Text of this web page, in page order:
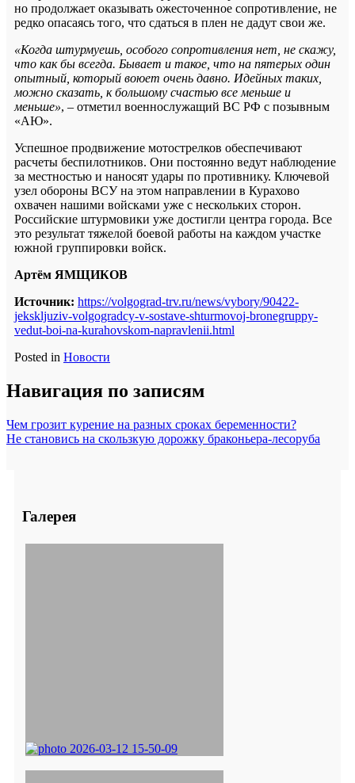
но продолжает оказывать ожесточенное сопротивление, не
редко опасаясь того, что сдаться в плен не дадут свои же.
«Когда штурмуешь, особого сопротивления нет, не скажу,
что как бы всегда. Бывает и такое, что на пятерых один
опытный, который воюет очень давно. Идейных таких,
можно сказать, к большому счастью все меньше и
меньше», – отметил военнослужащий ВС РФ с позывным
«АЮ».
Успешное продвижение мотострелков обеспечивают
расчеты беспилотников. Они постоянно ведут наблюдение
за местностью и наносят удары по противнику. Ключевой
узел обороны ВСУ на этом направлении в Курахово
охвачен нашими войсками уже с нескольких сторон.
Российские штурмовики уже достигли центра города. Все
это результат тяжелой боевой работы на каждом участке
южной группировки войск.
Артём ЯМЩИКОВ
Источник: https://volgograd-trv.ru/news/vybory/90422-
jekskljuziv-volgogradcy-v-sostave-shturmovoj-bronegruppy-
vedut-boi-na-kurahovskom-napravlenii.html
Posted in Новости
Навигация по записям
Чем грозит курение на разных сроках беременности?
Не становись на скользкую дорожку браконьера-лесоруба
Галерея